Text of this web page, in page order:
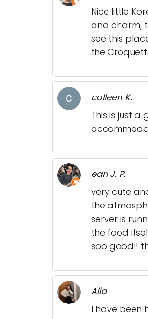
Nice little
and charm,
see this
the
colleen K.
This is just
earl J. P.
very cute
the
server is
the food
soo good!!
Alia
I have been